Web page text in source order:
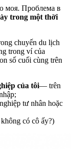
моя. Проблема в
trong một thời
chuyến du lịch
trong ví của
số cuối cùng trên
của tôi— trên
tư nhân hoặc
có cô ấy?)